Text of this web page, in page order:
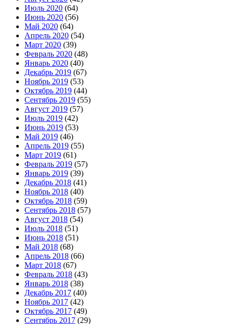
Июль 2020 (64)
Июнь 2020 (56)
Май 2020 (64)
Апрель 2020 (54)
Март 2020 (39)
Февраль 2020 (48)
Январь 2020 (40)
Декабрь 2019 (67)
Ноябрь 2019 (53)
Октябрь 2019 (44)
Сентябрь 2019 (55)
Август 2019 (57)
Июль 2019 (42)
Июнь 2019 (53)
Май 2019 (46)
Апрель 2019 (55)
Март 2019 (61)
Февраль 2019 (57)
Январь 2019 (39)
Декабрь 2018 (41)
Ноябрь 2018 (40)
Октябрь 2018 (59)
Сентябрь 2018 (57)
Август 2018 (54)
Июль 2018 (51)
Июнь 2018 (51)
Май 2018 (68)
Апрель 2018 (66)
Март 2018 (67)
Февраль 2018 (43)
Январь 2018 (38)
Декабрь 2017 (40)
Ноябрь 2017 (42)
Октябрь 2017 (49)
Сентябрь 2017 (29)